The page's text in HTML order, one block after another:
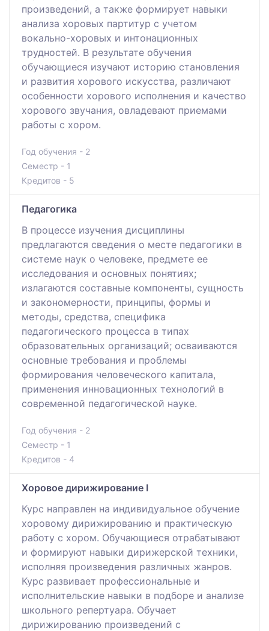
произведений, а также формирует навыки
анализа хоровых партитур с учетом
вокально-хоровых и интонационных
трудностей. В результате обучения
обучающиеся изучают историю становления
и развития хорового искусства, различают
особенности хорового исполнения и качество
хорового звучания, овладевают приемами
работы с хором.
Год обучения - 2
Семестр - 1
Кредитов - 5
Педагогика
В процессе изучения дисциплины
предлагаются сведения о месте педагогики в
системе наук о человеке, предмете ее
исследования и основных понятиях;
излагаются составные компоненты, сущность
и закономерности, принципы, формы и
методы, средства, специфика
педагогического процесса в типах
образовательных организаций; осваиваются
основные требования и проблемы
формирования человеческого капитала,
применения инновационных технологий в
современной педагогической науке.
Год обучения - 2
Семестр - 1
Кредитов - 4
Хоровое дирижирование І
Курс направлен на индивидуальное обучение
хоровому дирижированию и практическую
работу с хором. Обучающиеся отрабатывают
и формируют навыки дирижерской техники,
исполняя произведения различных жанров.
Курс развивает профессиональные и
исполнительские навыки в подборе и анализе
школьного репертуара. Обучает
дирижированию произведений с